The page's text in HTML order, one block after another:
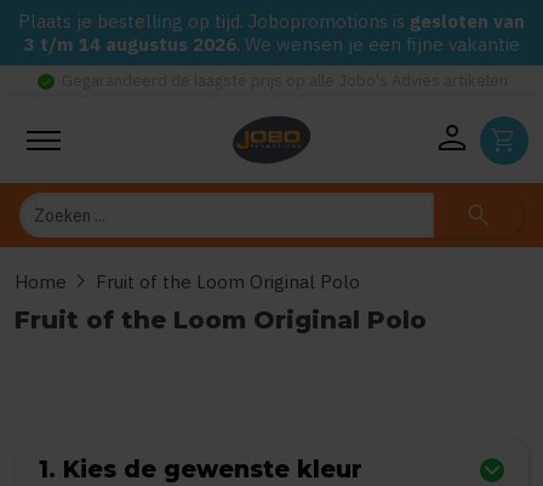
Plaats je bestelling op tijd. Jobopromotions is gesloten van
3 t/m 14 augustus 2026. We wensen je een fijne vakantie
check_circle
person shopping_cart
Zoeken search
Home chevron_right Fruit of the Loom Original Polo
Fruit of the Loom Original Polo
1. Kies de gewenste kleur